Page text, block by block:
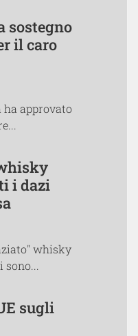
sostegno
il caro
ha approvato
i dazi
whisky
sono...
sugli